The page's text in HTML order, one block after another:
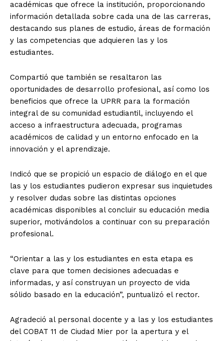
académicas que ofrece la institución, proporcionando
información detallada sobre cada una de las carreras,
destacando sus planes de estudio, áreas de formación
y las competencias que adquieren las y los
estudiantes.
Compartió que también se resaltaron las
oportunidades de desarrollo profesional, así como los
beneficios que ofrece la UPRR para la formación
integral de su comunidad estudiantil, incluyendo el
acceso a infraestructura adecuada, programas
académicos de calidad y un entorno enfocado en la
innovación y el aprendizaje.
Indicó que se propició un espacio de diálogo en el que
las y los estudiantes pudieron expresar sus inquietudes
y resolver dudas sobre las distintas opciones
académicas disponibles al concluir su educación media
superior, motivándolos a continuar con su preparación
profesional.
“Orientar a las y los estudiantes en esta etapa es
clave para que tomen decisiones adecuadas e
informadas, y así construyan un proyecto de vida
sólido basado en la educación”, puntualizó el rector.
Agradeció al personal docente y a las y los estudiantes
del COBAT 11 de Ciudad Mier por la apertura y el